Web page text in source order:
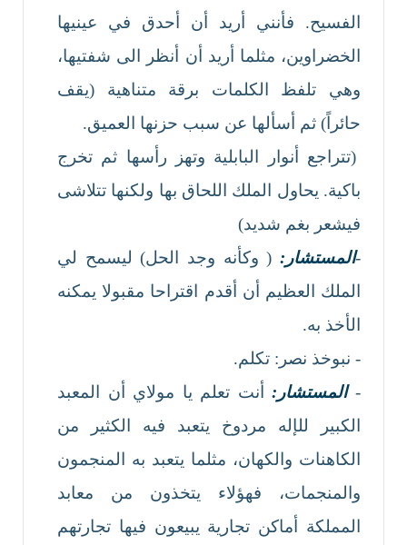
الفسيح. فأنني أريد أن أحدق في عينيها
الخضراوين، مثلما أريد أن أنظر الى شفتيها،
وهي تلفظ الكلمات برقة متناهية (يقف
حائراً) ثم أسألها عن سبب حزنها العميق.
(تتراجع أنوار البابلية وتهز رأسها ثم تخرج
باكية. يحاول الملك اللحاق بها ولكنها تتلاشى
فيشعر بغم شديد)
-المستشار: ( وكأنه وجد الحل) ليسمح لي
الملك العظيم أن أقدم اقتراحا مقبولا يمكنه
الأخذ به.
- نبوخذ نصر: تكلم.
-المستشار:أنت تعلم يا مولاي أن المعبد
الكبير للإله مردوخ يتعبد فيه الكثير من
الكاهنات والكهان، مثلما يتعبد به المنجمون
والمنجمات، فهؤلاء يتخذون من معابد
المملكة أماكن تجارية يبيعون فيها تجارتهم